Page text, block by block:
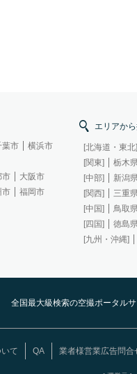
葉市
横浜市
市
大阪市
市
福岡市
エリアか
[北海道・東北]
[関東]
栃木
[中部]
新潟
[関西]
三重
[中国]
鳥取
[四国]
徳島
[九州・沖縄]
全国最大級検索の空撮ポータルサ
て QA 業者様営業広告問合